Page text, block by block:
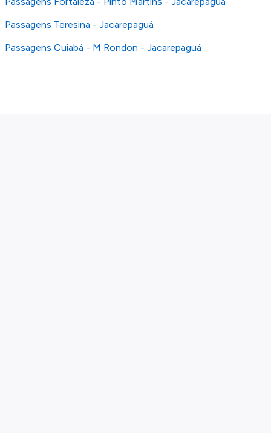
os nossosTermos e Condições.
Passagens Teresina - Jacarepaguá
Passagens Cuiabá - M Rondon - Jacarepaguá